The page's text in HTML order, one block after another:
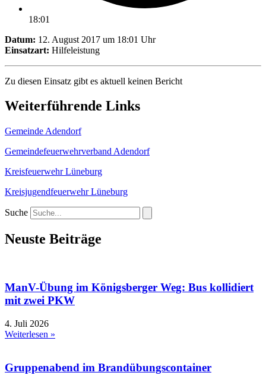
18:01
Datum: 12. August 2017 um 18:01 Uhr
Einsatzart: Hilfeleistung
Zu diesen Einsatz gibt es aktuell keinen Bericht
Weiterführende Links
Gemeinde Adendorf
Gemeindefeuerwehrverband Adendorf
Kreisfeuerwehr Lüneburg
Kreisjugendfeuerwehr Lüneburg
Suche
Neuste Beiträge
ManV-Übung im Königsberger Weg: Bus kollidiert
mit zwei PKW
4. Juli 2026
Weiterlesen »
Gruppenabend im Brandübungscontainer